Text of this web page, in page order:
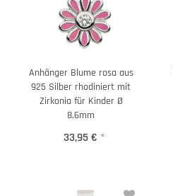
Anhänger Blume rosa aus
925 Silber rhodiniert mit
Zirkonia für Kinder Ø
8,6mm
33,95 € *